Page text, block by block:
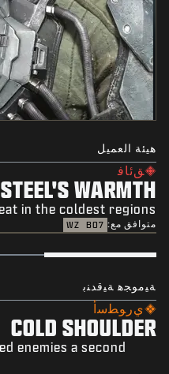
هيئة العميل
ﻖﺋﺎﻓ
STEEL'S WARMTH
in the coldest regions.
متوافق مع: BO7
WZ
ﺔﻴﻣﻮﺠﻫ ﺔﻴﻗﺪﻨﺑ
ﻱﺭﻮﻄﺳﺃ
COLD SHOULDER
enemies a second